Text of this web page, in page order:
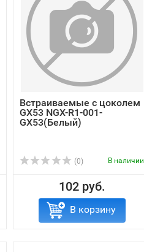
Встраиваемые с цоколем
GX53 NGX-R1-001-
GX53(Белый)
(0) В наличии
102 руб.
В корзину